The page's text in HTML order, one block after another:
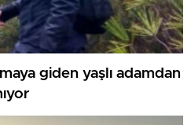
giden yaşlı adamdan